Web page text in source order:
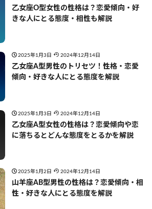
乙女座O型女性の性格は？恋愛傾向・好
きな人にとる態度・相性も解説
2025年1月3日 2024年12月14日
乙女座A型男性のトリセツ！性格・恋愛
傾向・好きな人にとる態度を解説
2025年1月3日 2024年12月14日
乙女座A型女性の性格は？恋愛傾向や恋
に落ちるとどんな態度をとるかを解説
2025年1月2日 2024年12月14日
山羊座AB型男性の性格は？恋愛傾向・相
性・好きな人にとる態度を解説